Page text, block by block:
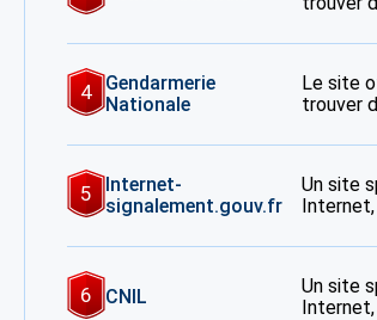
4
Gendarmerie
Nationale
Le site
trouver
5
Internet-
signalement.gouv.fr
Un site
6 CNIL
Un site